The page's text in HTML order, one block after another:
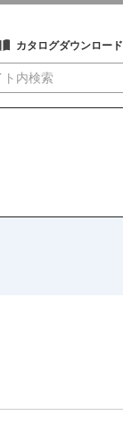
カタログダウンロード